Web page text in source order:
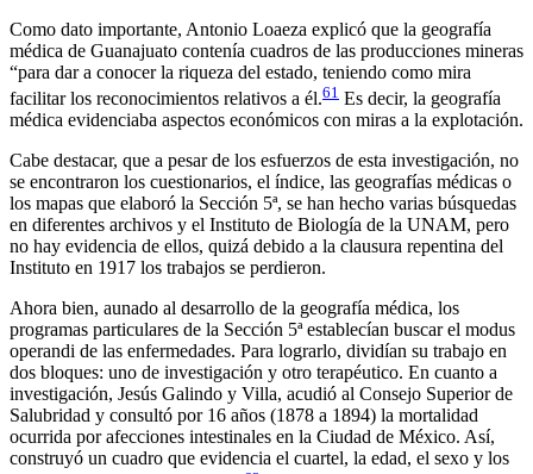
Como dato importante, Antonio Loaeza explicó que la geografía
médica de Guanajuato contenía cuadros de las producciones mineras
“para dar a conocer la riqueza del estado, teniendo como mira
facilitar los reconocimientos relativos a él.61 Es decir, la geografía
médica evidenciaba aspectos económicos con miras a la explotación.
Cabe destacar, que a pesar de los esfuerzos de esta investigación, no
se encontraron los cuestionarios, el índice, las geografías médicas o
los mapas que elaboró la Sección 5ª, se han hecho varias búsquedas
en diferentes archivos y el Instituto de Biología de la UNAM, pero
no hay evidencia de ellos, quizá debido a la clausura repentina del
Instituto en 1917 los trabajos se perdieron.
Ahora bien, aunado al desarrollo de la geografía médica, los
programas particulares de la Sección 5ª establecían buscar el modus
operandi de las enfermedades. Para lograrlo, dividían su trabajo en
dos bloques: uno de investigación y otro terapéutico. En cuanto a
investigación, Jesús Galindo y Villa, acudió al Consejo Superior de
Salubridad y consultó por 16 años (1878 a 1894) la mortalidad
ocurrida por afecciones intestinales en la Ciudad de México. Así,
construyó un cuadro que evidencia el cuartel, la edad, el sexo y los